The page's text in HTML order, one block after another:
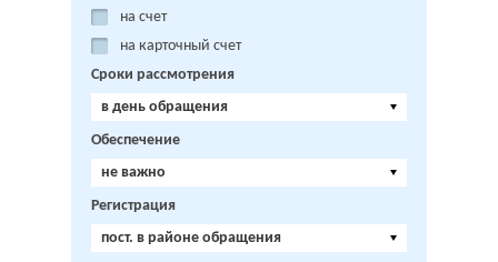
на счет
на карточный счет
Сроки рассмотрения
в день обращения
Обеспечение
не важно
Регистрация
пост. в районе обращения